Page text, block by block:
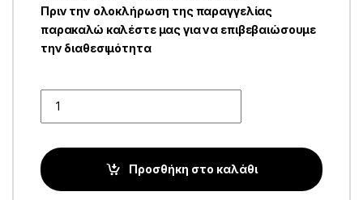
Πριν την ολοκλήρωση της παραγγελίας
παρακαλώ καλέστε μας για να επιβεβαιώσουμε
την διαθεσιμότητα
Προσθήκη στο καλάθι